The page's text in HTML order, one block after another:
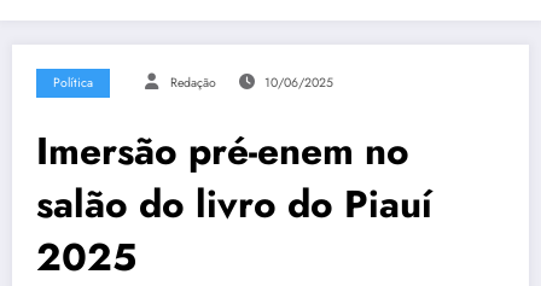
Política Redação 10/06/2025
Imersão pré-enem no
salão do livro do Piauí
2025